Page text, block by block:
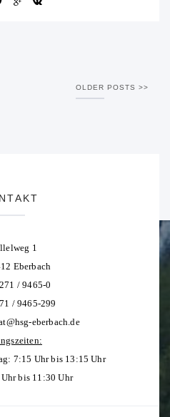
OLDER POSTS
1
Eberbach
/ 9465-0
/ 9465-299
eberbach.de
7:15 Uhr bis 13:15 Uhr
bis 11:30 Uhr